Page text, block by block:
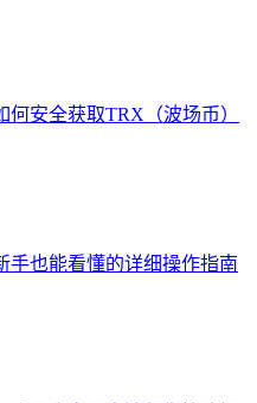
何安全获取TRX（波场币）
手也能看懂的详细操作指南